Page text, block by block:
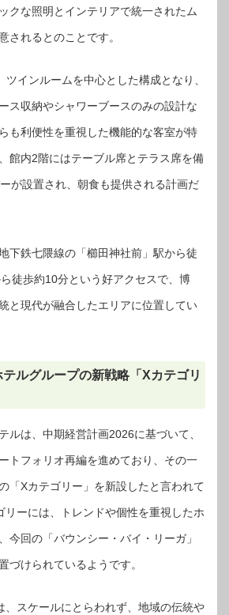
クな照明とインテリアで統一されたム
されるとのことです。
インルームを中心とした構成となり、
ス収納やシャワーブースのみの設計な
も利便性を重視した機能的な客室が特
館内2階にはテーブル席とテラス席を備
が設置され、朝食も提供される計画だ
下鉄七隈線の「櫛田神社前」駅から徒
徒歩約10分という好アクセスで、博
と現代が融合したエリアに位置してい
ルグループの新戦略「Xカテゴリ
ルは、中期経営計画2026に基づいて、
トフォリオ再編を進めており、その一
「Xカテゴリー」を新設したと言われて
リーには、トレンドや個性を重視したホ
今回の「バウンシー・バイ・リーガ」
づけられているようです。
、スケールにとらわれず、地域の伝統や